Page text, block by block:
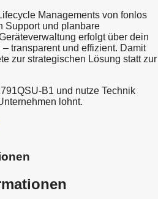
Managements von fonlos
Support und planbare
erfolgt über dein
transparent und effizient. Damit
zur strategischen Lösung statt zur
B1 und nutze Technik
lohnt.